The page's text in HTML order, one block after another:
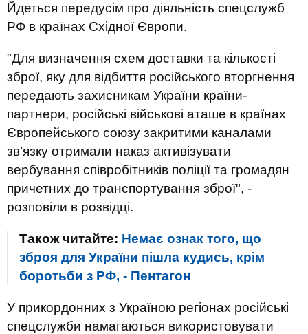
Йдеться передусім про діяльність спецслужб
РФ в країнах Східної Європи.
"Для визначення схем доставки та кількості
зброї, яку для відбиття російського вторгнення
передають захисникам України країни-
партнери, російські військові аташе в країнах
Європейського союзу закритими каналами
зв’язку отримали наказ активізувати
вербування співробітників поліції та громадян
причетних до транспортування зброї", -
розповіли в розвідці.
Також читайте: Немає ознак того, що
зброя для України пішла кудись, крім
боротьби з РФ, - Пентагон
У прикордонних з Україною регіонах російські
спецслужби намагаються використовувати